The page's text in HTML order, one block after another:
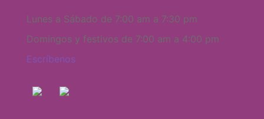
Lunes a Sábado de 7:00 am a 7:30 pm
Domingos y festivos de 7:00 am a 4:00 pm
Escríbenos